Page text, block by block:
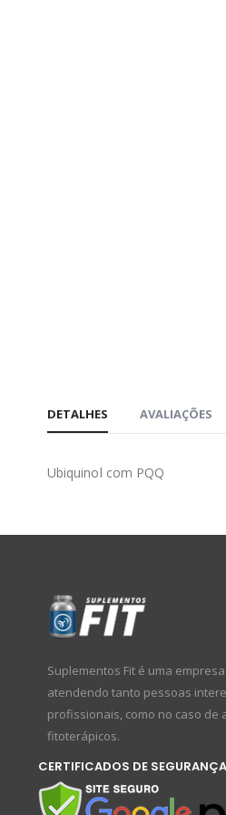
DETALHES
Ubiquinol com PQQ
AVALIAÇÕES
Suplementos Fit é uma
atendendo tanto pessoas
profissionais, como no caso de
fitoterápicos.
CERTIFICADOS DE SEGURANÇA